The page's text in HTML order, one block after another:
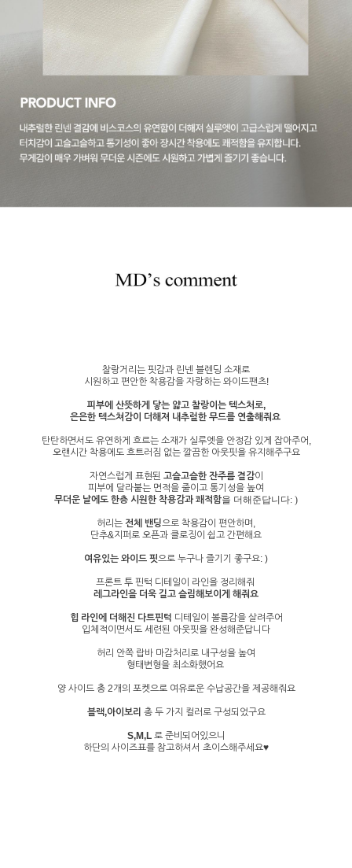
찰랑거리는 핏감과 린넨 블렌딩 소재로
시원하고 편안한 착용감을 자랑하는 와이드팬츠!
피부에 산뜻하게 닿는 얇고 찰랑이는 텍스처로,
은은한 텍스쳐감이 더해져 내추럴한 무드를 연출해줘요
탄탄하면서도 유연하게 흐르는 소재가 실루엣을 안정감 있게 잡아주어,
오랜시간 착용에도 흐트러짐 없는 깔끔한 아웃핏을 유지해주구요
자연스럽게 표현된 고슬고슬한 잔주름 결감이
피부에 달라붙는 면적을 줄이고 통기성을 높여
무더운 날에도 한층 시원한 착용감과 쾌적함을 더해준답니다: )
허리는 전체 밴딩으로 착용감이 편안하며,
단추&지퍼로 오픈과 클로징이 쉽고 간편해요
여유있는 와이드 핏으로 누구나 즐기기 좋구요: )
프론트 투 핀턱 디테일이 라인을 정리해줘
레그라인을 더욱 길고 슬림해보이게 해줘요
힙 라인에 더해진 다트핀턱 디테일이 볼륨감을 살려주어
입체적이면서도 세련된 아웃핏을 완성해준답니다
허리 안쪽 랍바 마감처리로 내구성을 높여
형태변형을 최소화했어요
양 사이드 총 2개의 포켓으로 여유로운 수납공간을 제공해줘요
블랙,아이보리 총 두 가지 컬러로 구성되었구요
S,M,L로 준비되어있으니
하단의 사이즈표를 참고하셔서 초이스해주세요♥